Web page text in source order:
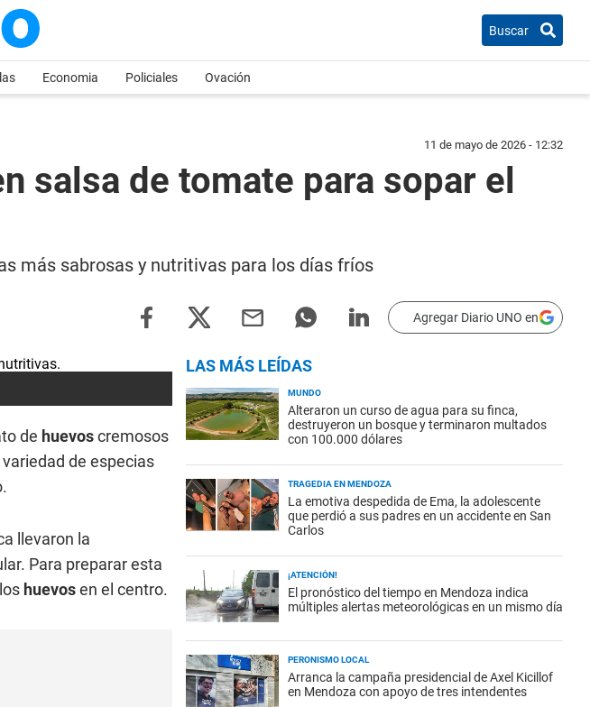
Buscar
Economia Policiales Ovación
11 de mayo de 2026 - 12:32
salsa de tomate para sopar el
más sabrosas y nutritivas para los días fríos
Agregar Diario UNO en
de huevoscremosos
de especias
llevaron la
Para preparar esta
huevosen el centro.
LAS MÁS LEÍDAS
MUNDO
Alteraron un curso de agua para su finca,
destruyeron un bosque y terminaron multados
con 100.000 dólares
TRAGEDIA EN MENDOZA
La emotiva despedida de Ema, la adolescente
que perdió a sus padres en un accidente en San
Carlos
¡ATENCIÓN!
El pronóstico del tiempo en Mendoza indica
múltiples alertas meteorológicas en un mismo día
PERONISMO LOCAL
Arranca la campaña presidencial de Axel Kicillof
en Mendoza con apoyo de tres intendentes